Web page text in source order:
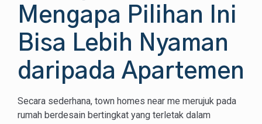
Mengapa Pilihan Ini
Bisa Lebih Nyaman
daripada Apartemen
Secara sederhana, town homes near me merujuk pada
rumah berdesain bertingkat yang terletak dalam